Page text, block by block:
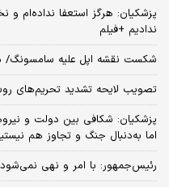
پزشکیان: هرگز استعفا نداده‌ام و
ندادیم +فیلم
شکست نقشه اپل علیه سامسونگ/
تصویب لایحه تشدید تحریم‌های
پزشکیان: شکافی بین دولت و
اما به‌دنبال جنگ و تجاوز هم
رئیس‌جمهور: با امر و نهی نمی‌شود